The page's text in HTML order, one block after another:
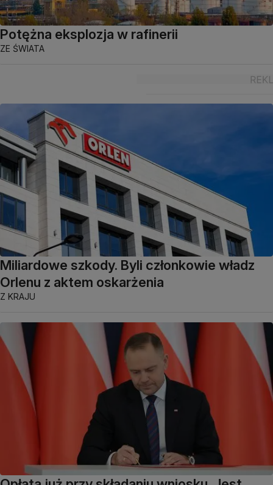
Potężna eksplozja w rafinerii
ZE ŚWIATA
Miliardowe szkody. Byli członkowie władz
Orlenu z aktem oskarżenia
Z KRAJU